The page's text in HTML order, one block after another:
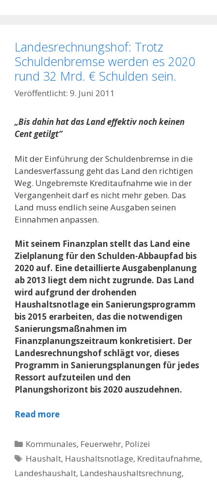
Landesrechnungshof: Trotz
Schuldenbremse werden es 2020
rund 32 Mrd. € Schulden sein.
9. Juni 2011
„Bis dahin hat das Land effektiv noch keinen
Cent getilgt“
Mit der Einführung der Schuldenbremse in die
Landesverfassung geht das Land den richtigen
Weg. Ungebremste Kreditaufnahme wie in der
Vergangenheit darf es nicht mehr geben. Das
Land muss endlich seine Ausgaben seinen
Einnahmen anpassen.
Mit seinem Finanzplan stellt das Land eine
Zielplanung für den Schulden-Abbaupfad bis
2020 auf. Eine detaillierte Ausgabenplanung
ab 2013 liegt dem nicht zugrunde. Das Land
wird aufgrund der drohenden
Haushaltsnotlage ein Sanierungsprogramm
bis 2015 erarbeiten, das die notwendigen
Sanierungsmaßnahmen im
Finanzplanungszeitraum konkretisiert. Der
Landesrechnungshof schlägt vor, dieses
Programm in Sanierungs­planungen für jedes
Ressort aufzuteilen und den
Planungshorizont bis 2020 auszudehnen.
Read more
Kategorien
Kommunales, Feuerwehr, Polizei
Schlagwörter
Haushalt, Haushaltsnotlage, Kreditaufnahme,
Landeshaushalt, Landeshaushaltsrechnung,